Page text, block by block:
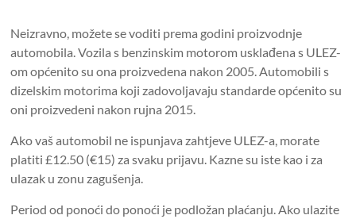
Neizravno, možete se voditi prema godini proizvodnje
automobila. Vozila s benzinskim motorom usklađena s ULEZ-
om općenito su ona proizvedena nakon 2005. Automobili s
dizelskim motorima koji zadovoljavaju standarde općenito su
oni proizvedeni nakon rujna 2015.
Ako vaš automobil ne ispunjava zahtjeve ULEZ-a, morate
platiti £12.50 (€15) za svaku prijavu. Kazne su iste kao i za
ulazak u zonu zagušenja.
Period od ponoći do ponoći je podložan plaćanju. Ako ulazite